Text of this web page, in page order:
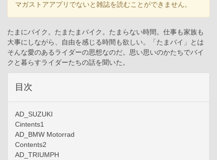
マガストアアプリでないと雑誌を読むことができません。
たまにバイク。たまたまバイク。たまらない時間。仕事も家族も
大事にしながら、自由を感じる時間も欲しい。「たまバイ」とは
そんな愛のあるライダーの思想なのだ。思い思いのかたちでバイ
クと暮らすライダーたちの話を聞いた。
目次
AD_SUZUKI
Cintents1
AD_BMW Motorrad
Contents2
AD_TRIUMPH